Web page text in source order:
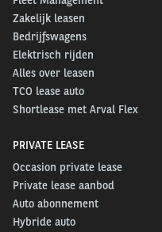
Zakelijk leasen
Bedrijfswagens
Elektrisch rijden
Alles over leasen
TCO lease auto
Shortlease met Arval Flex
PRIVATE LEASE
Occasion private lease
Private lease aanbod
Auto abonnement
Hybride auto